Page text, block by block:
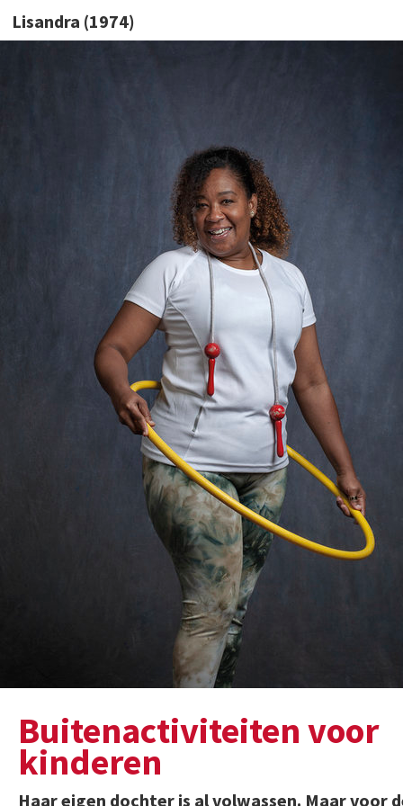
Lisandra (1974)
Buitenactiviteiten voor
kinderen
Haar eigen dochter is al volwassen. Maar voor